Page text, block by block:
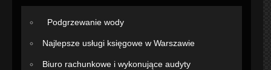
Podgrzewanie wody
Najlepsze usługi księgowe w Warszawie
Biuro rachunkowe i wykonujące audyty